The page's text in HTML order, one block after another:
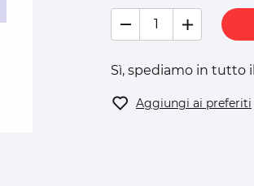
Sì, spediamo in tutto
Aggiungi ai preferiti